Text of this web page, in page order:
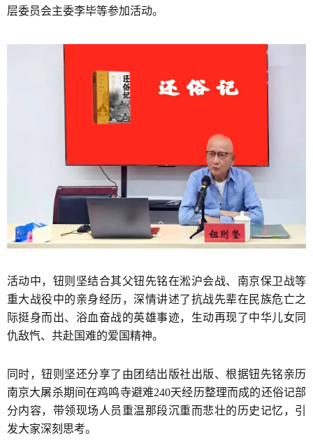
层委员会主委李毕等参加活动。
活动中，钮则坚结合其父钮先铭在淞沪会战、南京保卫战等
重大战役中的亲身经历，深情讲述了抗战先辈在民族危亡之
际挺身而出、浴血奋战的英雄事迹，生动再现了中华儿女同
仇敌忾、共赴国难的爱国精神。
同时，钮则坚还分享了由团结出版社出版、根据钮先铭亲历
南京大屠杀期间在鸡鸣寺避难240天经历整理而成的还俗记部
分内容，带领现场人员重温那段沉重而悲壮的历史记忆，引
发大家深刻思考。